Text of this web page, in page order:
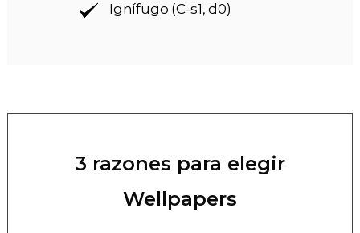
Ignífugo (C-s1, d0)
3 razones para elegir
Wellpapers